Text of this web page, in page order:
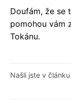
Doufám, že se
pomohou vám
Tokánu.
Našli jste v